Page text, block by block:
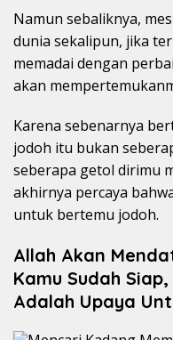
Namun sebaliknya,
dunia sekalipun, jika
memadai dengan
akan
Karena sebenarnya
jodoh itu bukan
seberapa getol dirimu
akhirnya percaya
untuk bertemu jodoh.
Allah Akan
Kamu Sudah
Adalah Upaya